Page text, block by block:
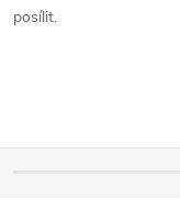
posílit.